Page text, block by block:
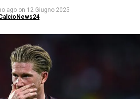
ago on 12 Giugno 2025